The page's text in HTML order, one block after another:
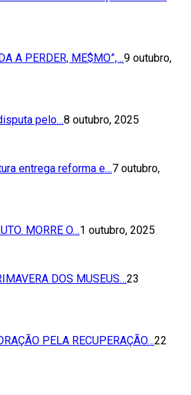
A PERDER, ME$MO”,…9 outubro,
pelo…8 outubro, 2025
entrega reforma e…7 outubro,
MORRE O…1 outubro, 2025
DOS MUSEUS…23
PELA RECUPERAÇÃO…22